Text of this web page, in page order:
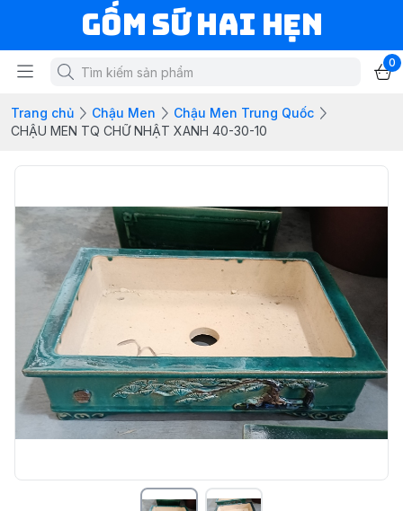
Gốm Sứ Hai Hẹn
0
Trang chủ Chậu Men
Chậu Men Trung Quốc
CHẬU MEN TQ CHỮ NHẬT XANH 40-30-10